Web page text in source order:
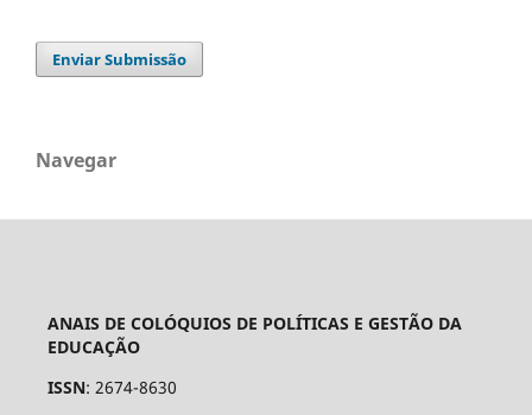
Enviar Submissão
Navegar
ANAIS DE COLÓQUIOS DE POLÍTICAS E GESTÃO DA
EDUCAÇÃO
ISSN: 2674-8630